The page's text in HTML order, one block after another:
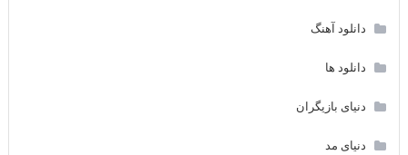
دانلود آهنگ
دانلود ها
دنیای بازیگران
دنیای مد